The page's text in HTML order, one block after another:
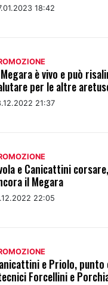
18:42
è vivo e può
per le altre
21:37
e Canicattini
il Megara
22:05
e Priolo, punto
Forcellini e